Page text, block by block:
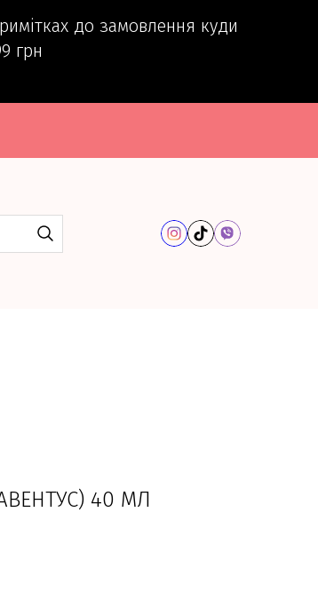
до замовлення куди
грн
АВЕНТУС) 40 МЛ